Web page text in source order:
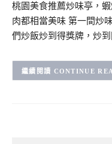
桃園美食推薦炒味亭，
肉都相當美味 第一間炒
們炒飯炒到得獎牌，炒
CONTINUE